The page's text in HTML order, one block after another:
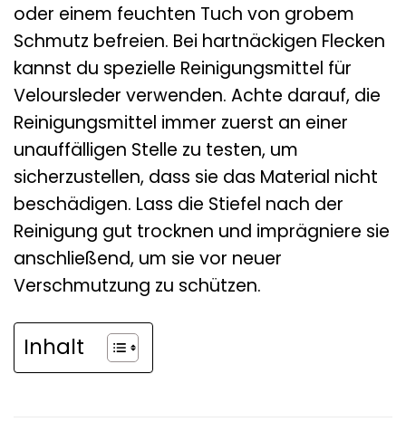
oder einem feuchten Tuch von grobem
Schmutz befreien. Bei hartnäckigen Flecken
kannst du spezielle Reinigungsmittel für
Veloursleder verwenden. Achte darauf, die
Reinigungsmittel immer zuerst an einer
unauffälligen Stelle zu testen, um
sicherzustellen, dass sie das Material nicht
beschädigen. Lass die Stiefel nach der
Reinigung gut trocknen und imprägniere sie
anschließend, um sie vor neuer
Verschmutzung zu schützen.
Inhalt